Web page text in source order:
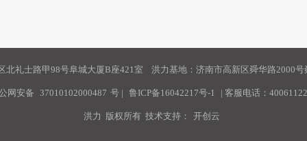
北礼士路甲98号阜城大厦B座421室 洪力基地：济南市高新区舜华路2000号
网安备 37010102000487 号 | 鲁ICP备16042217号-1 | 客服电话：
洪力 版权所有 技术支持： 开创云